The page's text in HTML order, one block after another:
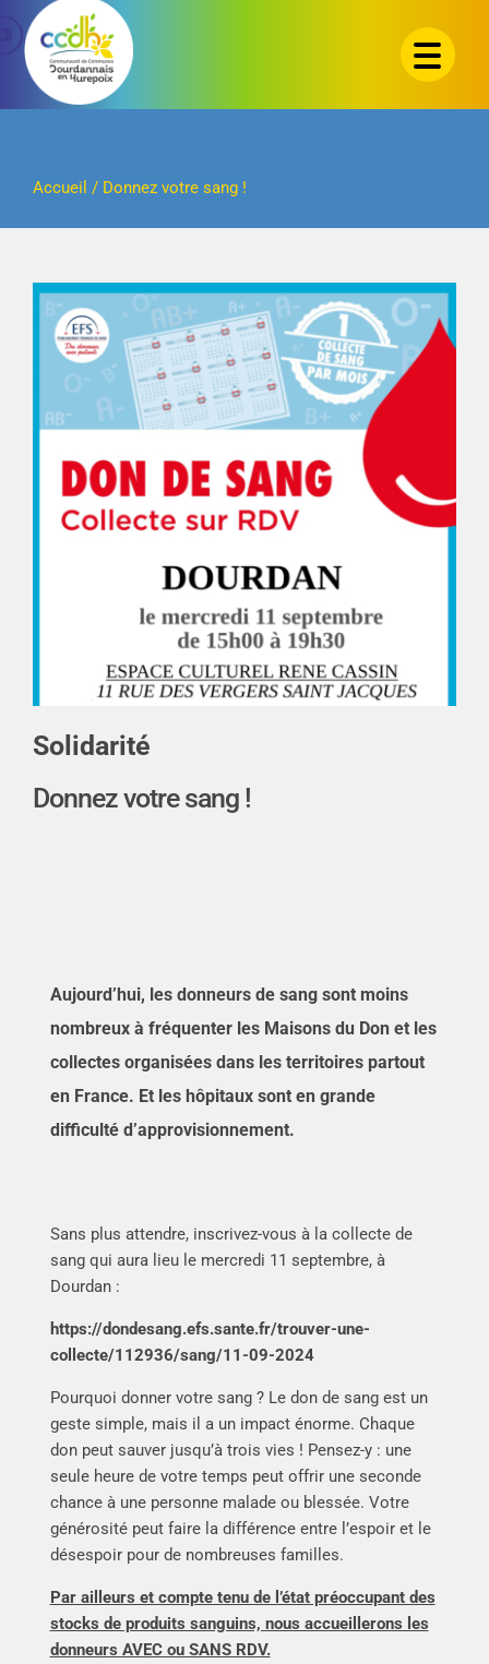
Passer
contenu
Accueil / Donnez votre sang !
Solidarité
Donnez votre sang !
Aujourd’hui, les donneurs de sang sont moins
nombreux à fréquenter les Maisons du Don et les
collectes organisées dans les territoires partout
en France. Et les hôpitaux sont en grande
difficulté d’approvisionnement.
Sans plus attendre, inscrivez-vous à la collecte de
sang qui aura lieu le mercredi 11 septembre, à
Dourdan :
https://dondesang.efs.sante.fr/trouver-une-
collecte/112936/sang/11-09-2024
Pourquoi donner votre sang ? Le don de sang est un
geste simple, mais il a un impact énorme. Chaque
don peut sauver jusqu’à trois vies ! Pensez-y : une
seule heure de votre temps peut offrir une seconde
chance à une personne malade ou blessée. Votre
générosité peut faire la différence entre l’espoir et le
désespoir pour de nombreuses familles.
Par ailleurs et compte tenu de l’état préoccupant des
stocks de produits sanguins, nous accueillerons les
donneurs AVEC ou SANS RDV.